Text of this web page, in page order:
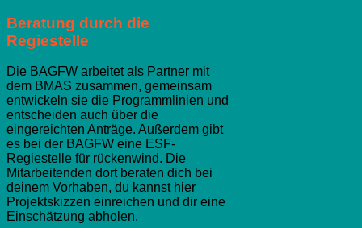
Beratung durch die
Regiestelle
Die BAGFW arbeitet als Partner mit
dem BMAS zusammen, gemeinsam
entwickeln sie die Programmlinien und
entscheiden auch über die
eingereichten Anträge. Außerdem gibt
es bei der BAGFW eine ESF-
Regiestelle für rückenwind. Die
Mitarbeitenden dort beraten dich bei
deinem Vorhaben, du kannst hier
Projektskizzen einreichen und dir eine
Einschätzung abholen.